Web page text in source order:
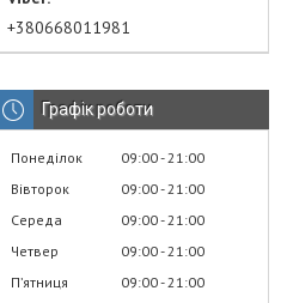
+380668011981
Графік роботи
Понеділок 09:00 21:00
Вівторок
09:00 21:00
Середа
09:00 21:00
Четвер
09:00 21:00
Пʼятниця
09:00 21:00